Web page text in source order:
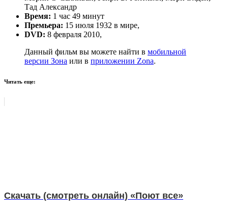
Тад Александр
Время: 1 час 49 минут
Премьера: 15 июля 1932 в мире,
DVD: 8 февраля 2010,
Данный фильм вы можете найти в мобильной
версии Зона или в приложении Zona.
Читать еще:
Скачать (смотреть онлайн) «Поют все»